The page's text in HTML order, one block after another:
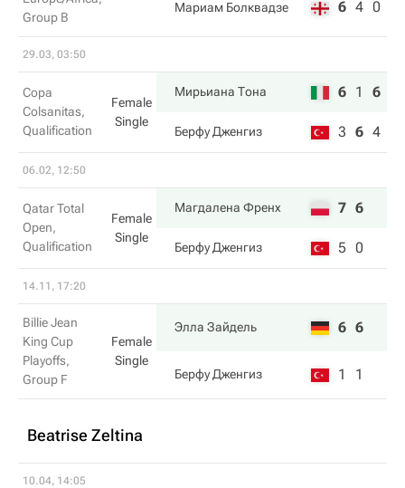
Group B
Мариам Болквадзе 6 4 0
29.03, 03:50
Copa
Colsanitas,
Qualification
Female
Single
Мирьиана Тона 6 1 6
Берфу Дженгиз 3 6 4
06.02, 12:50
Qatar Total
Open,
Qualification
Female
Single
Магдалена Френх 7 6
Берфу Дженгиз 5 0
14.11, 17:20
Billie Jean
King Cup
Playoffs,
Group F
Female
Single
Элла Зайдель 6 6
Берфу Дженгиз 1 1
Beatrise Zeltina
10.04, 14:05